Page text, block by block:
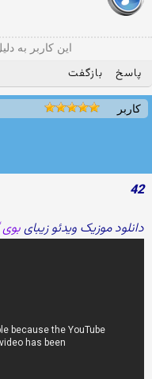
این کاربر به
پاسخ بازگفت
کاربر
42
دانلود موزیک ویدئو زیبای